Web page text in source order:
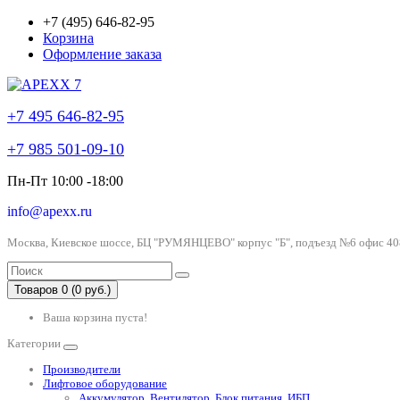
+7 (495) 646-82-95
Корзина
Оформление заказа
+7 495 646-82-95
+7 985 501-09-10
Пн-Пт 10:00 -18:00
info@apexx.ru
Москва, Киевское шоссе, БЦ "РУМЯНЦЕВО" корпус "Б", подъезд №6 офис
Товаров 0 (0 руб.)
Ваша корзина пуста!
Категории
Производители
Лифтовое оборудование